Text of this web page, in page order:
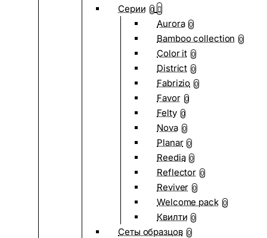
Серии 0
Aurora 0
Bamboo collection 0
Color it 0
District 0
Fabrizio 0
Favor 0
Felty 0
Nova 0
Planar 0
Reedia 0
Reflector 0
Reviver 0
Welcome pack 0
Квилти 0
Сеты образцов 0